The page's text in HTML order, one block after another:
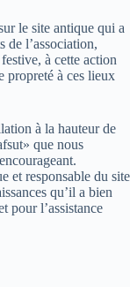
le site antique qui a
de l’association,
à cette action
propreté à ces lieux
à la hauteur de
que nous
et responsable du site
qu’il a bien
pour l’assistance